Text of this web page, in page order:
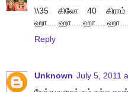
\\35 கிலோ 40
Reply
Unknown July 5, 2011